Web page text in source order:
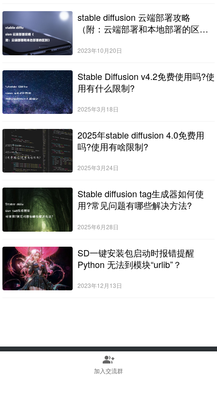
stable diffusion 云端部署攻略
（附：云端部署和本地部署的区
2023年10月20日
Stable Diffusion v4.2免费使用吗?使
用有什么限制?
2025年3月18日
2025年stable diffusion 4.0免费用
吗?使用有啥限制?
2025年3月24日
Stable diffusion tag生成器如何使
用?常见问题有哪些解决方法?
2025年6月28日
SD一键安装包启动时报错提醒
Python 无法到模块“urlib”？
2023年12月13日
Copyright © 2022-2025 Stable Diffusion中文网 版权所有
group_add
加入交流群